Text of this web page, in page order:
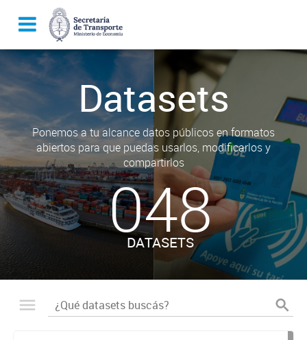
Datasets
Ponemos a tu alcance datos públicos en formatos
abiertos para que puedas usarlos, modificarlos y
compartirlos
048
DATASETS